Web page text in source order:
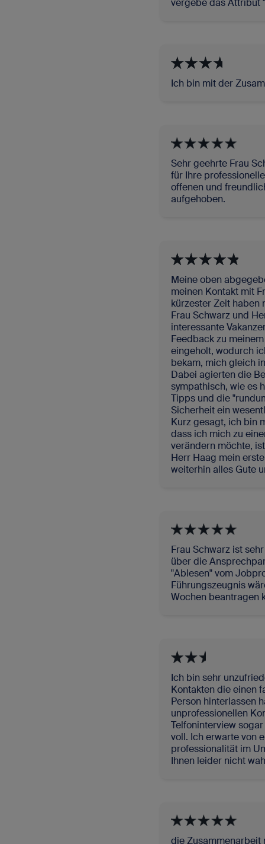
vergebe das Attribut
Ich bin mit der
Sehr geehrte Frau
für Ihre
offenen und
aufgehoben.
Meine oben
meinen Kontakt mit
kürzester Zeit haben
Frau Schwarz und
interessante
Feedback zu
eingeholt, wodurch
bekam, mich gleich
Dabei agierten die
sympathisch, wie es
Tipps und die
Sicherheit ein
Kurz gesagt, ich bin
dass ich mich zu
verändern möchte,
Herr Haag mein
weiterhin alles Gute
Frau Schwarz ist
über die
"Ablesen" vom
Führungszeugnis
Wochen beantragen
Ich bin sehr
Kontakten die einen
Person hinterlassen
unprofessionellen
Telfoninterview
voll. Ich erwarte von
professionalität im
Ihnen leider nicht
die Zusammenarbeit